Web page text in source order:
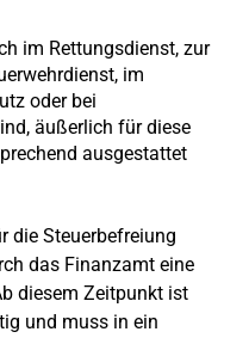
im Rettungsdienst, zur
im
oder bei
äußerlich für diese
ausgestattet
die Steuerbefreiung
das Finanzamt eine
diesem Zeitpunkt ist
und muss in ein